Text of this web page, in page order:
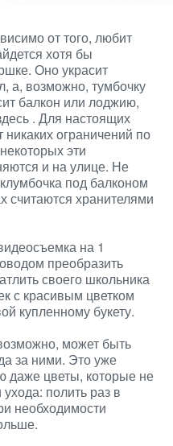
от того, любит
хотя бы
Оно украсит
а, возможно, тумбочку
балкон или лоджию,
. Для настоящих
ограничений по
эти
и на улице. Не
под балконом
считаются хранителями
на 1
преобразить
своего школьника
с красивым цветком
купленному букету.
может быть
за ними. Это уже
даже цветы, которые не
полить раз в
необходимости